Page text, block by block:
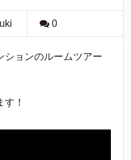
0
ションのルームツアー
！